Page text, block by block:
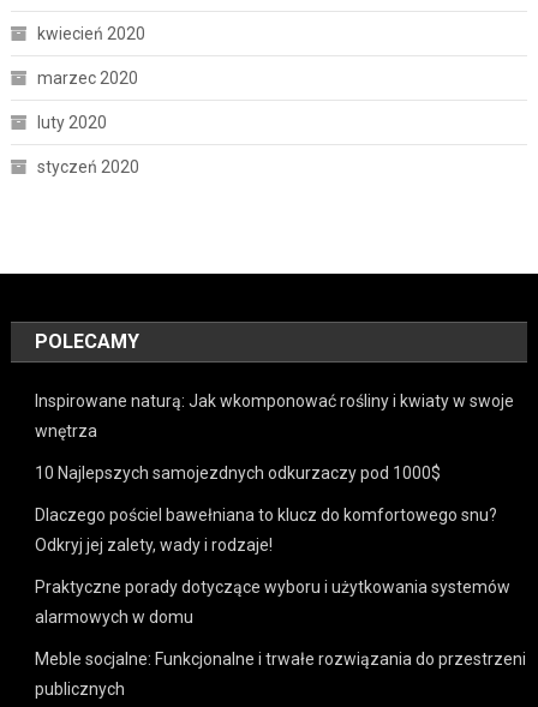
kwiecień 2020
marzec 2020
luty 2020
styczeń 2020
POLECAMY
Inspirowane naturą: Jak wkomponować rośliny i kwiaty w swoje
wnętrza
10 Najlepszych samojezdnych odkurzaczy pod 1000$
Dlaczego pościel bawełniana to klucz do komfortowego snu?
Odkryj jej zalety, wady i rodzaje!
Praktyczne porady dotyczące wyboru i użytkowania systemów
alarmowych w domu
Meble socjalne: Funkcjonalne i trwałe rozwiązania do przestrzeni
publicznych